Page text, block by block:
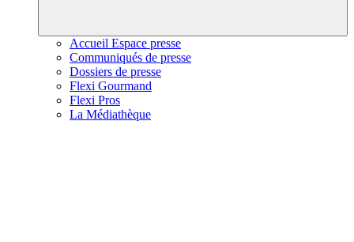
Accueil Espace presse
Communiqués de presse
Dossiers de presse
Flexi Gourmand
Flexi Pros
La Médiathèque